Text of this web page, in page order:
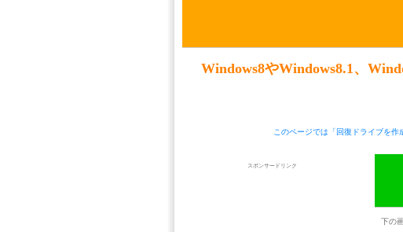
Windows8やWindows8.1、
このページでは「回復ドライブを作
下の
スポンサードリンク